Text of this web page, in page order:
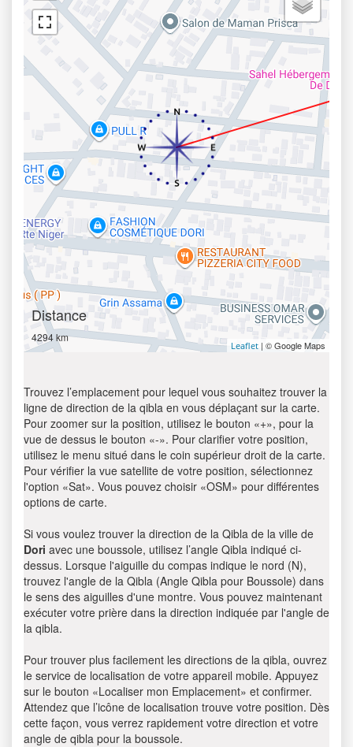
Distance
4294 km
Leaflet | © Google Maps
Trouvez l’emplacement pour lequel vous souhaitez trouver la
ligne de direction de la qibla en vous déplaçant sur la carte.
Pour zoomer sur la position, utilisez le bouton «+», pour la
vue de dessus le bouton «-». Pour clarifier votre position,
utilisez le menu situé dans le coin supérieur droit de la carte.
Pour vérifier la vue satellite de votre position, sélectionnez
l'option «Sat». Vous pouvez choisir «OSM» pour différentes
options de carte.
Si vous voulez trouver la direction de la Qibla de la ville de
Dori avec une boussole, utilisez l’angle Qibla indiqué ci-
dessus. Lorsque l'aiguille du compas indique le nord (N),
trouvez l'angle de la Qibla (Angle Qibla pour Boussole) dans
le sens des aiguilles d'une montre. Vous pouvez maintenant
exécuter votre prière dans la direction indiquée par l'angle de
la qibla.
Pour trouver plus facilement les directions de la qibla, ouvrez
le service de localisation de votre appareil mobile. Appuyez
sur le bouton «Localiser mon Emplacement» et confirmer.
Attendez que l’icône de localisation trouve votre position. Dès
cette façon, vous verrez rapidement votre direction et votre
angle de qibla pour la boussole.